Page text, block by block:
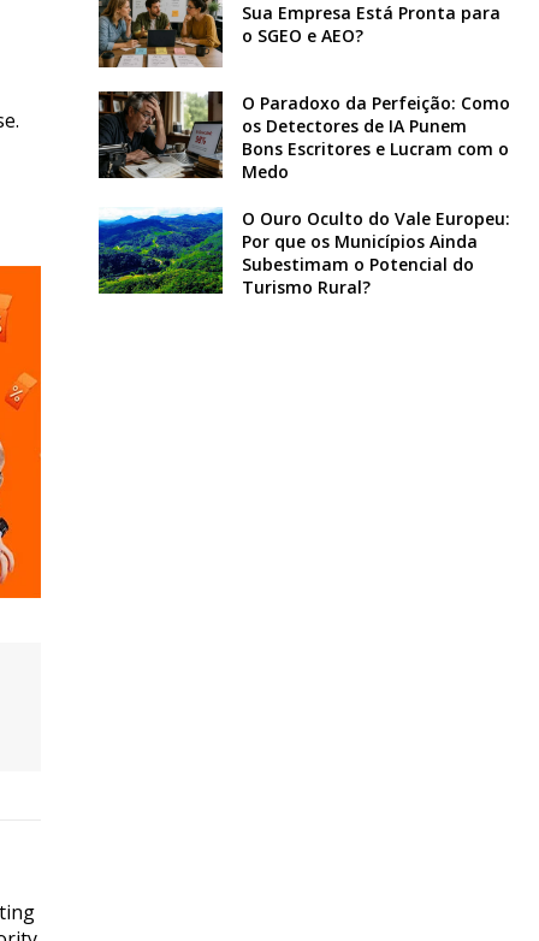
Sua Empresa Está Pronta para
o SGEO e AEO?
O Paradoxo da Perfeição: Como
os Detectores de IA Punem
Bons Escritores e Lucram com o
Medo
O Ouro Oculto do Vale Europeu:
Por que os Municípios Ainda
Subestimam o Potencial do
Turismo Rural?